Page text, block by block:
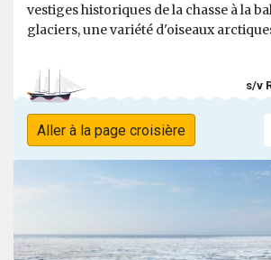
vestiges historiques de la chasse à la
glaciers, une variété d'oiseaux
s/v
Aller à la page croisière